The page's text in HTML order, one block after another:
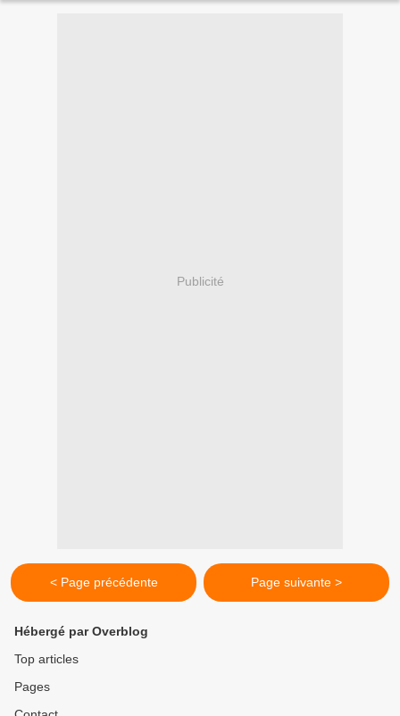
Publicité
< Page précédente Page suivante >
Hébergé par Overblog
Top articles
Pages